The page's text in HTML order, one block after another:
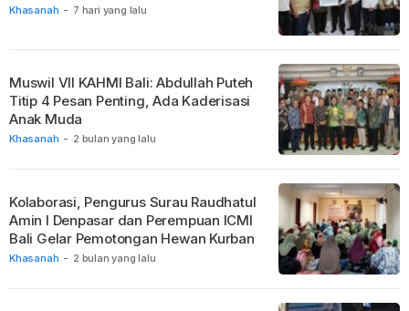
Khasanah - 7 hari yang lalu
Khasanah - 2 bulan yang lalu
Muswil VII KAHMI Bali: Abdullah Puteh
Titip 4 Pesan Penting, Ada Kaderisasi
Anak Muda
Khasanah - 2 bulan yang lalu
Kolaborasi, Pengurus Surau Raudhatul
Amin I Denpasar dan Perempuan ICMI
Bali Gelar Pemotongan Hewan Kurban